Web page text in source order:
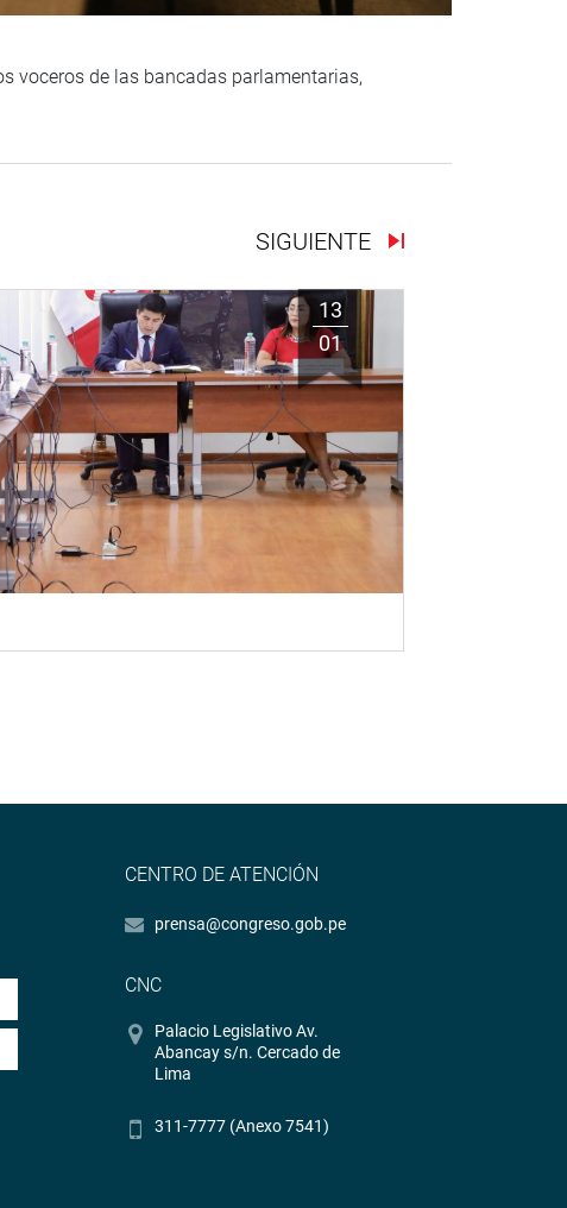
voceros de las bancadas parlamentarias,
SIGUIENTE
13
01
CENTRO DE ATENCIÓN
prensa@congreso.gob.pe
CNC
Palacio Legislativo Av.
Abancay s/n. Cercado de
Lima
311-7777 (Anexo 7541)